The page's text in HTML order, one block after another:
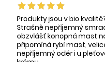
Produkty jsou v bio
Strašně nepříjemný
obzvlášť konopná mast
připomíná rybí mast,
nepříjemný odér i u